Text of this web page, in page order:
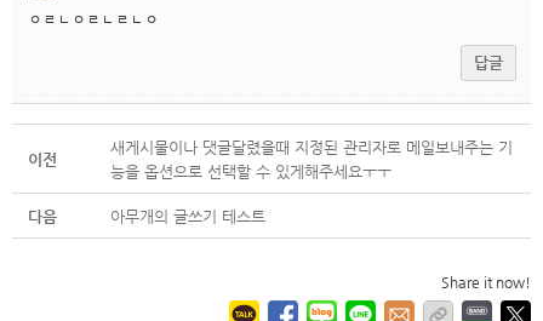
ㅇㄹㄴㅇㄹㄴㄹㄴㅇ
답글
이전
새게시물이나 댓글달렸을때 지정된 관리자로 메일보내주는 기
능을 옵션으로 선택할 수 있게해주세요ㅜㅜ
다음 아무개의 글쓰기 테스트
Share it now!